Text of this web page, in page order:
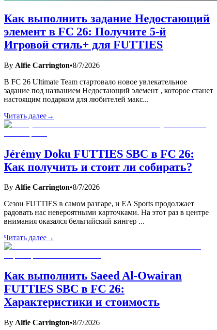
Как выполнить задание Недостающий
элемент в FC 26: Получите 5-й
Игровой стиль+ для FUTTIES
By Alfie Carrington•8/7/2026
В FC 26 Ultimate Team стартовало новое увлекательное
задание под названием Недостающий элемент , которое станет
настоящим подарком для любителей макс...
Читать далее→
Jérémy Doku FUTTIES SBC в FC 26:
Как получить и стоит ли собирать?
By Alfie Carrington•8/7/2026
Сезон FUTTIES в самом разгаре, и EA Sports продолжает
радовать нас невероятными карточками. На этот раз в центре
внимания оказался бельгийский вингер ...
Читать далее→
Как выполнить Saeed Al-Owairan
FUTTIES SBC в FC 26:
Характеристики и стоимость
By Alfie Carrington•8/7/2026